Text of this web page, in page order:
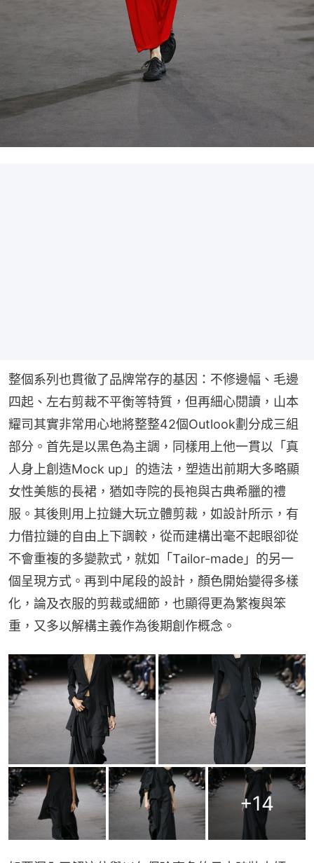
整個系列也貫徹了品牌常存的基因：不修邊幅、毛邊
四起、左右剪裁不平衡等特質，但再細心閱讀，山本
耀司其實非常用心地將整整42個Outlook劃分成三組
部分。首先是以黑色為主調，同樣用上他一貫以「真
人身上創造Mock up」的造法，塑造出前期大多略顯
女性美態的長裙，猶如寺院的長袍與古典希臘的禮
服。其後則用上拉鏈大玩立體剪裁，如設計所示，有
力借拉鏈的自由上下調較，從而建構出毫不起眼卻從
不會重複的多變款式，就如「Tailor-made」的另一
個呈現方式。再到中尾段的設計，顏色開始變得多樣
化，論及衣服的剪裁或細節，也顯得更為繁複與笨
重，又多以解構主義作為後期創作概念。
+14